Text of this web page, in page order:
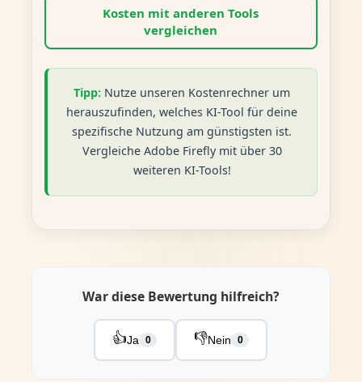
Kosten mit anderen Tools
vergleichen
Tipp: Nutze unseren Kostenrechner um
herauszufinden, welches KI-Tool für deine
spezifische Nutzung am günstigsten ist.
Vergleiche Adobe Firefly mit über 30
weiteren KI-Tools!
War diese Bewertung hilfreich?
👍Ja 0 👎Nein 0